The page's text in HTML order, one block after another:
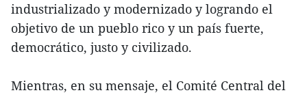
industrializado y modernizado y logrando el
objetivo de un pueblo rico y un país fuerte,
democrático, justo y civilizado.
Mientras, en su mensaje, el Comité Central del